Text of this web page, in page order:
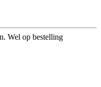
Wel op bestelling